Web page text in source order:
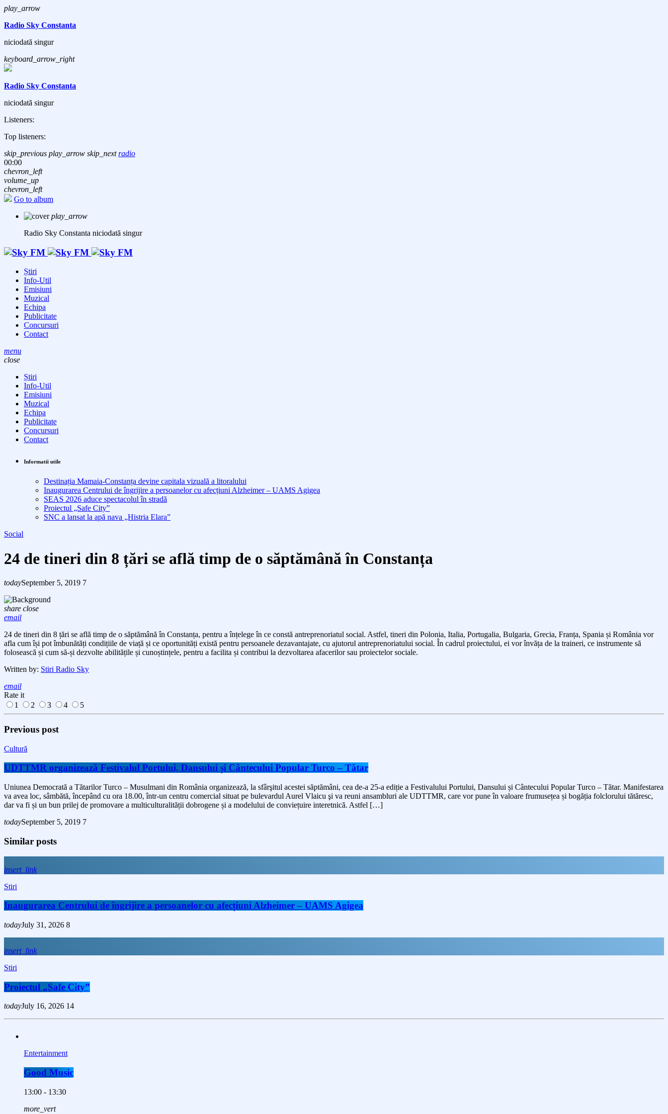
play_arrow
Radio Sky Constanta
niciodată singur
keyboard_arrow_right
Radio Sky Constanta
niciodată singur
Listeners:
Top listeners:
skip_previous play_arrow skip_next radio
00:00
chevron_left
volume_up
chevron_left
Go to album
play_arrow
Radio Sky Constanta niciodată singur
Știri
Info-Util
Emisiuni
Muzical
Echipa
Publicitate
Concursuri
Contact
menu
close
Știri
Info-Util
Emisiuni
Muzical
Echipa
Publicitate
Concursuri
Contact
Informatii utile
Destinația Mamaia-Constanța devine capitala vizuală a litoralului
Inaugurarea Centrului de îngrijire a persoanelor cu afecțiuni Alzheimer – UAMS Agigea
SEAS 2026 aduce spectacolul în stradă
Proiectul „Safe City”
SNC a lansat la apă nava „Histria Elara”
Social
24 de tineri din 8 țări se află timp de o săptămână în Constanța
todaySeptember 5, 2019 7
share close
email
24 de tineri din 8 țări se află timp de o săptămână în Constanța, pentru a înțelege în ce constă antreprenoriatul social. Astfel, tineri din Polonia, Italia, Portugalia, Bulgaria, Grecia, Franța, Spania și România vor
afla cum își pot îmbunătăți condițiile de viață și ce oportunități există pentru persoanele dezavantajate, cu ajutorul antreprenoriatului social. În cadrul proiectului, ei vor învăța de la traineri, ce instrumente să
folosească și cum să-și dezvolte abilitățile și cunoștințele, pentru a facilita și contribui la dezvoltarea afacerilor sau proiectelor sociale.
Written by: Stiri Radio Sky
email
Rate it
1
2 3 4 5
Previous post
Cultură
UDTTMR organizează Festivalul Portului, Dansului și Cântecului Popular Turco – Tătar
Uniunea Democrată a Tătarilor Turco – Musulmani din România organizează, la sfârşitul acestei săptămâni, cea de-a 25-a ediție a Festivalului Portului, Dansului și Cântecului Popular Turco – Tătar. Manifestarea
va avea loc, sâmbătă, începând cu ora 18.00, într-un centru comercial situat pe bulevardul Aurel Vlaicu şi va reuni ansambluri ale UDTTMR, care vor pune în valoare frumusețea și bogăția folclorului tătăresc,
dar va fi și un bun prilej de promovare a multiculturalității dobrogene și a modelului de conviețuire interetnică. Astfel […]
todaySeptember 5, 2019 7
Similar posts
insert_link
Stiri
Inaugurarea Centrului de îngrijire a persoanelor cu afecțiuni Alzheimer – UAMS Agigea
todayJuly 31, 2026 8
insert_link
Stiri
Proiectul „Safe City”
todayJuly 16, 2026 14
Entertainment
Good Music
13:00 - 13:30
more_vert